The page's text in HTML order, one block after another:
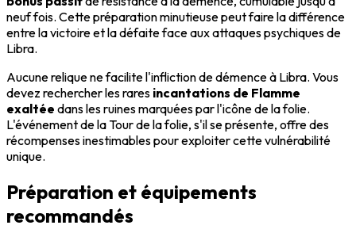
neuf fois. Cette préparation minutieuse peut faire la différence
entre la victoire et la défaite face aux attaques psychiques de
Libra.
Aucune relique ne facilite l'infliction de démence à Libra. Vous
devez rechercher les rares incantations de Flamme
exaltée dans les ruines marquées par l'icône de la folie.
L'événement de la Tour de la folie, s'il se présente, offre des
récompenses inestimables pour exploiter cette vulnérabilité
unique.
Préparation et équipements
recommandés